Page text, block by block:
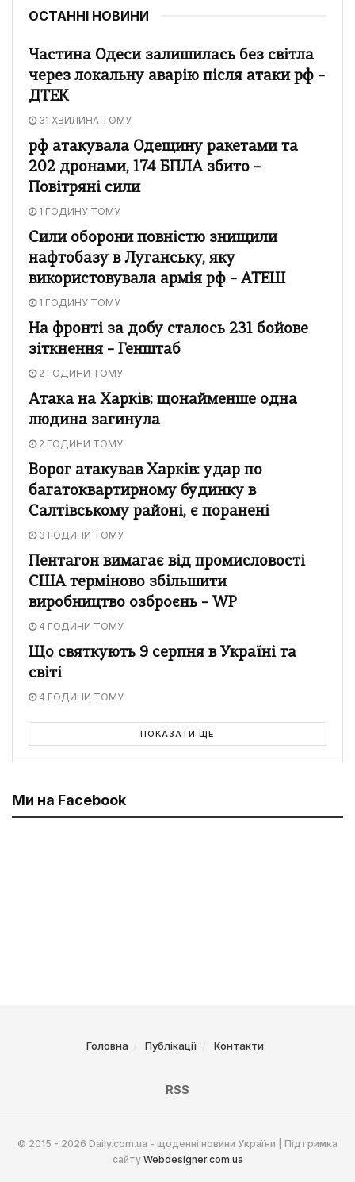
ОСТАННІ НОВИНИ
Частина Одеси залишилась без світла
через локальну аварію після атаки рф –
ДТЕК
31 ХВИЛИНА ТОМУ
рф атакувала Одещину ракетами та
202 дронами, 174 БПЛА збито –
Повітряні сили
1 ГОДИНУ ТОМУ
Сили оборони повністю знищили
нафтобазу в Луганську, яку
використовувала армія рф – АТЕШ
1 ГОДИНУ ТОМУ
На фронті за добу сталось 231 бойове
зіткнення – Генштаб
2 ГОДИНИ ТОМУ
Атака на Харків: щонайменше одна
людина загинула
2 ГОДИНИ ТОМУ
Ворог атакував Харків: удар по
багатоквартирному будинку в
Салтівському районі, є поранені
3 ГОДИНИ ТОМУ
Пентагон вимагає від промисловості
США терміново збільшити
виробництво озброєнь – WP
4 ГОДИНИ ТОМУ
Що святкують 9 серпня в Україні та
світі
4 ГОДИНИ ТОМУ
ПОКАЗАТИ ЩЕ
Ми на Facebook
Головна Публікації Контакти
RSS
© 2015 - 2026 Daily.com.ua - щоденні новини України | Підтримка
сайту Webdesigner.com.ua